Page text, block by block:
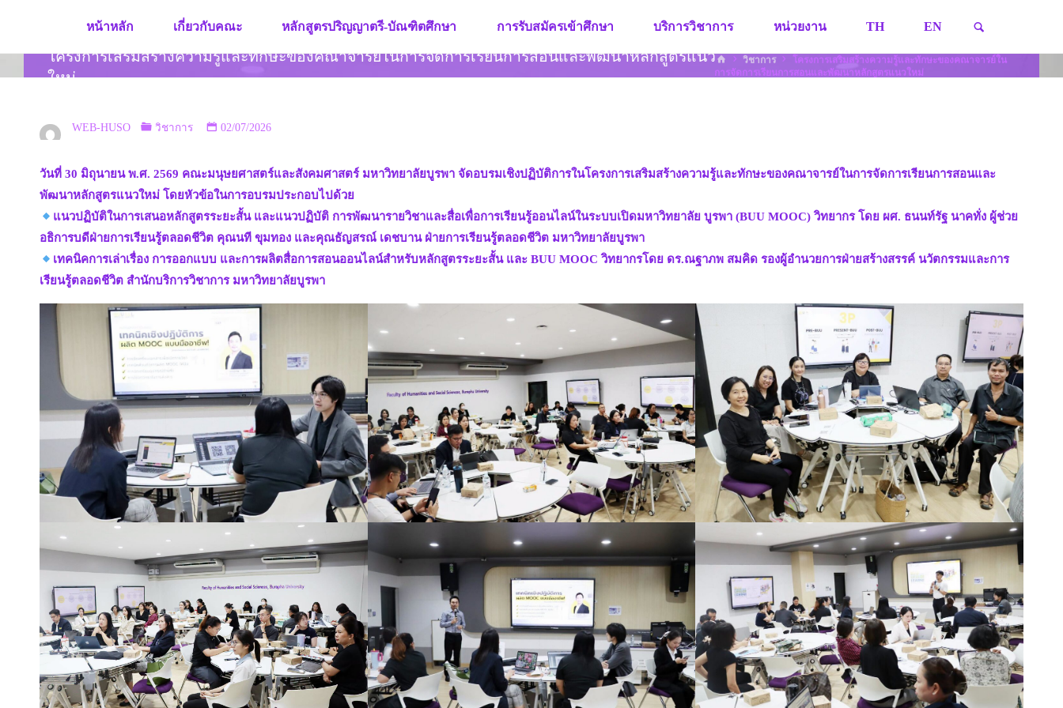
content
หน้าหลัก เกี่ยวกับคณะ หลักสูตรปริญญาตรี-บัณฑิตศึกษา การรับสมัครเข้าศึกษา บริการวิชาการ หน่วยงาน TH EN
โครงการเสริมสร้างความรู้และทักษะของคณาจารย์ในการจัดการเรียนการสอนและพัฒนาหลักสูตรแนว
ใหม่
HOMEวิชาการ
โครงการเสริมสร้างความรู้และทักษะของคณาจารย์ใน
การจัดการเรียนการสอนและพัฒนาหลักสูตรแนวใหม่
WEB-HUSO วิชาการ 02/07/2026
วันที่ 30 มิถุนายน พ.ศ. 2569 คณะมนุษยศาสตร์และสังคมศาสตร์ มหาวิทยาลัยบูรพา จัดอบรมเชิงปฏิบัติการในโครงการเสริมสร้างความรู้และทักษะของคณาจารย์ในการจัดการเรียนการสอนและ
พัฒนาหลักสูตรแนวใหม่ โดยหัวข้อในการอบรมประกอบไปด้วย
แนวปฏิบัติในการเสนอหลักสูตรระยะสั้น และแนวปฏิบัติ การพัฒนารายวิชาและสื่อเพื่อการเรียนรู้ออนไลน์ในระบบเปิดมหาวิทยาลัย บูรพา (BUU MOOC) วิทยากร โดย ผศ. ธนนท์รัฐ นาคทั่ง ผู้ช่วย
อธิการบดีฝ่ายการเรียนรู้ตลอดชีวิต คุณนที ขุมทอง และคุณธัญสรณ์ เดชบาน ฝ่ายการเรียนรู้ตลอดชีวิต มหาวิทยาลัยบูรพา
เทคนิคการเล่าเรื่อง การออกแบบ และการผลิตสื่อการสอนออนไลน์สำหรับหลักสูตรระยะสั้น และ BUU MOOC วิทยากรโดย ดร.ณฐาภพ สมคิด รองผู้อำนวยการฝ่ายสร้างสรรค์ นวัตกรรมและการ
เรียนรู้ตลอดชีวิต สำนักบริการวิชาการ มหาวิทยาลัยบูรพา